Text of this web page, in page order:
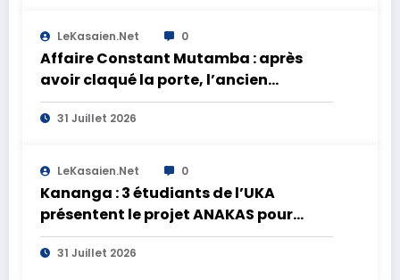
LeKasaien.net 0
Affaire Constant Mutamba : après
avoir claqué la porte, l’ancien
ministre refuse de se présenter au
procès FRIVAO
31 Juillet 2026
LeKasaien.net 0
Kananga : 3 étudiants de l’UKA
présentent le projet ANAKAS pour
transformer les ananas du Kasaï
central en opportunités économiques
31 Juillet 2026